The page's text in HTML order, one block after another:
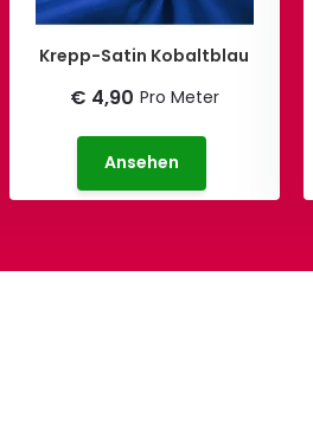
Krepp-Satin Kobaltblau
€ 4,90 Pro Meter
Ansehen